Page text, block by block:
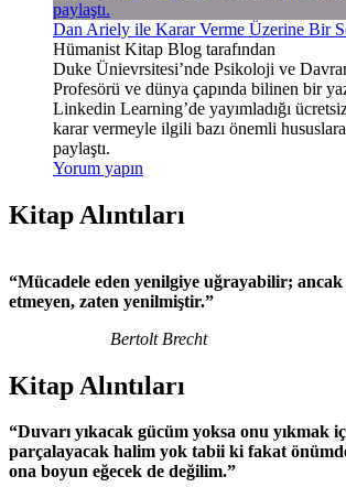
Dan Ariely ile Karar Verme Üzerine Bir
Hümanist Kitap Blog tarafından
Duke Ünievrsitesi’nde Psikoloji ve
Profesörü ve dünya çapında bilinen bir
Linkedin Learning’de yayımladığı
karar vermeyle ilgili bazı önemli
paylaştı.
Yorum yapın
Kitap Alıntıları
“Mücadele eden yenilgiye uğrayabilir; ancak
etmeyen, zaten yenilmiştir.”
Bertolt Brecht
Kitap Alıntıları
“Duvarı yıkacak gücüm yoksa onu yıkmak
parçalayacak halim yok tabii ki fakat
ona boyun eğecek de değilim.”